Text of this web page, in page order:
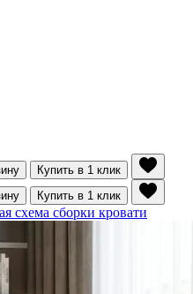
Купить в 1 клик
Купить в 1 клик